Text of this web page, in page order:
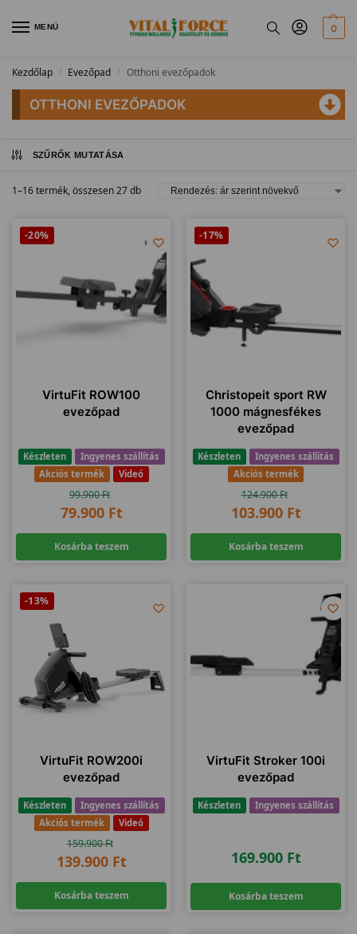
MENÜ 0
Kezdőlap / Evezőpad / Otthoni evezőpadok
OTTHONI EVEZŐPADOK
SZŰRŐK MUTATÁSA
1–16 termék, összesen 27 db
-20%
VirtuFit ROW100
evezőpad
Készleten
Ingyenes szállítás
Akciós termék
Videó
99.900Ft
79.900 Ft
Kosárba teszem
-17%
Christopeit sport RW
1000 mágnesfékes
evezőpad
Készleten
Ingyenes szállítás
Akciós termék
124.900Ft
103.900 Ft
Kosárba teszem
-13%
VirtuFit ROW200i
evezőpad
Készleten
Ingyenes szállítás
Akciós termék
Videó
159.900Ft
139.900 Ft
Kosárba teszem
VirtuFit Stroker 100i
evezőpad
Készleten Ingyenes szállítás
169.900 Ft
Kosárba teszem